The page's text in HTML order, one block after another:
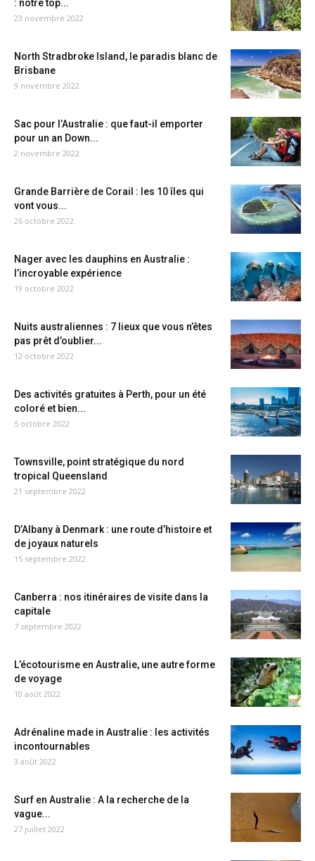
: notre top...
23 novembre 2022
North Stradbroke Island, le paradis blanc de
Brisbane
9 novembre 2022
Sac pour l’Australie : que faut-il emporter
pour un an Down...
2 novembre 2022
Grande Barrière de Corail : les 10 îles qui
vont vous...
26 octobre 2022
Nager avec les dauphins en Australie :
l’incroyable expérience
19 octobre 2022
Nuits australiennes : 7 lieux que vous n’êtes
pas prêt d’oublier...
12 octobre 2022
Des activités gratuites à Perth, pour un été
coloré et bien...
5 octobre 2022
Townsville, point stratégique du nord
tropical Queensland
21 septembre 2022
D’Albany à Denmark : une route d’histoire et
de joyaux naturels
15 septembre 2022
Canberra : nos itinéraires de visite dans la
capitale
7 septembre 2022
L’écotourisme en Australie, une autre forme
de voyage
10 août 2022
Adrénaline made in Australie : les activités
incontournables
3 août 2022
Surf en Australie : A la recherche de la
vague...
27 juillet 2022